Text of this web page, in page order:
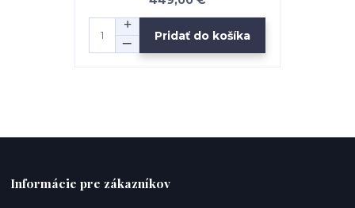
Pridať do košíka
Informácie pre zákazníkov